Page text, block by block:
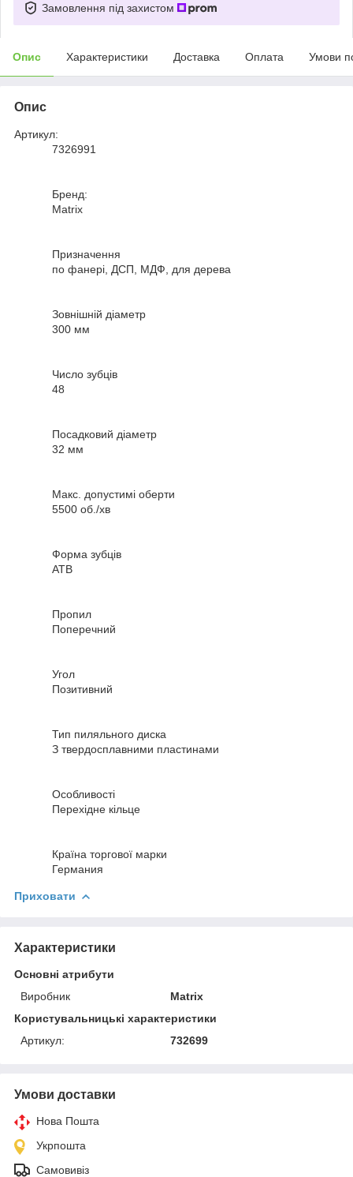
Замовлення під захистом
Опис Характеристики Доставка Оплата Умови
Опис
Артикул:
7326991
Бренд:
Matrix
Призначення
по фанері, ДСП, МДФ, для дерева
Зовнішній діаметр
300 мм
Число зубців
48
Посадковий діаметр
32 мм
Макс. допустимі оберти
5500 об./хв
Форма зубців
ATB
Пропил
Поперечний
Угол
Позитивний
Тип пиляльного диска
З твердосплавними пластинами
Особливості
Перехідне кільце
Країна торгової марки
Германия
Приховати
Характеристики
Основні атрибути
Виробник
Matrix
Користувальницькі характеристики
Артикул:
732699
Умови доставки
Нова Пошта
Укрпошта
Самовивіз